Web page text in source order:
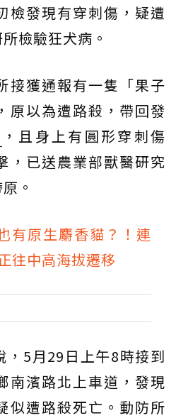
檢發現有穿刺傷，疑遭
檢驗狂犬病。
接獲通報有一隻「果子
原以為遭路殺，帶回發
，且身上有圓形穿刺傷
，已送農業部獸醫研究
。
有原生麝香貓？！連
往中高海拔遷移
，5月29日上午8時接到
南濱路北上車道，發現
似遭路殺死亡。動防所